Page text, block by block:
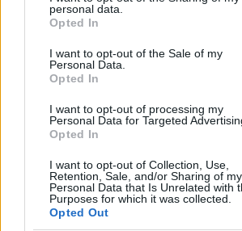
grant or deny consent to Google and its
use your data for below specified
consent section.
personal data.
Opted In
I want to opt-out of the Sale of my
Personal Data.
Opted In
I want to opt-out of processing my
Personal Data for Targeted
Opted In
I want to opt-out of Collection, Use,
Retention, Sale, and/or Sharing of my
Personal Data that Is Unrelated with
Purposes for which it was collected.
Opted Out
κάτι, αλλά αν με είχε πάρει θα του
με τον Νίκο γιατί είσαι στην
Νίκος αποφασίζει που θα πας.
μαζί του και μου το έκλεισε. Ε,
άλλη κίνηση. Αν του περάσει και
είμαι εδώ. Είναι ένας άνθρωπος
τέτοιες εκρήξεις, μπορεί κι
δικά του. Δεν είναι τα προσωπικά
Είμαστε επαγγελματίες, μεγάλα